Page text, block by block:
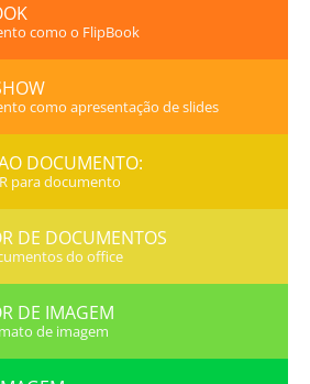
como o FlipBook
como apresentação de slides
DOCUMENTO:
para documento
DE DOCUMENTOS
do office
DE IMAGEM
de imagem